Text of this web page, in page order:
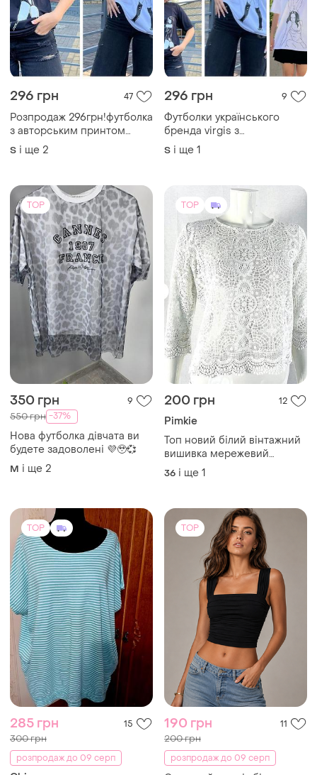
296 грн 47
Розпродаж 296грн!футболка
з авторським принтом
100% бавовняного
трикотажу
S і ще 2
296 грн 9
Футболки українського
бренда virgis з
S і ще 1
TOP
350 грн 9
550 грн -37%
Нова футболка дівчата ви
будете задоволені 💜🥹💞
M і ще 2
TOP
200 грн 12
Pimkie
Топ новий білий вiнтажний
вишивка мережевий
жіночій pimkie dantelle
36 і ще 1
TOP
285 грн 15
300 грн
розпродаж до 09 серп
TOP
190 грн 11
200 грн
розпродаж до 09 серп